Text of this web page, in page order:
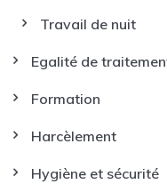
Travail de nuit
Egalité de
Formation
Harcèlement
Hygiène et sécurité